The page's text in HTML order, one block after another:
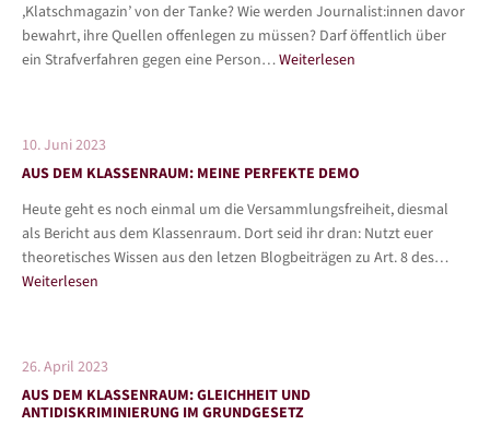
,Klatschmagazin’ von der Tanke? Wie werden Journalist:innen davor
bewahrt, ihre Quellen offenlegen zu müssen? Darf öffentlich über
ein Strafverfahren gegen eine Person…Weiterlesen
10. Juni 2023
AUS DEM KLASSENRAUM: MEINE PERFEKTE DEMO
Heute geht es noch einmal um die Versammlungsfreiheit, diesmal
als Bericht aus dem Klassenraum. Dort seid ihr dran: Nutzt euer
theoretisches Wissen aus den letzen Blogbeiträgen zu Art. 8 des…
Weiterlesen
26. April 2023
AUS DEM KLASSENRAUM: GLEICHHEIT UND
ANTIDISKRIMINIERUNG IM GRUNDGESETZ